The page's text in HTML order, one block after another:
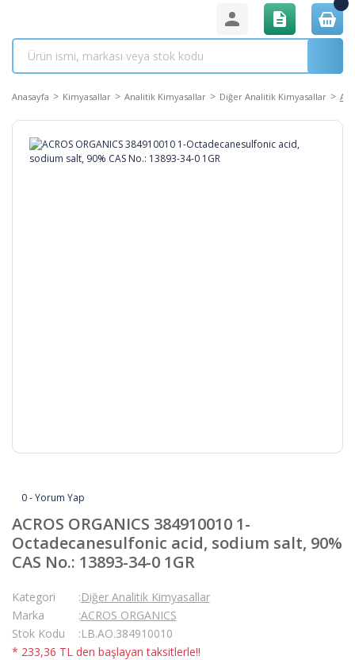
Anasayfa Kimyasallar Analitik Kimyasallar Diğer Analitik Kimyasallar
0 - Yorum Yap
ACROS ORGANICS 384910010 1-
Octadecanesulfonic acid, sodium salt, 90%
CAS No.: 13893-34-0 1GR
Kategori
Diğer Analitik Kimyasallar
Marka
ACROS ORGANICS
Stok Kodu
LB.AO.384910010
* 233,36 TL den başlayan taksitlerle!!